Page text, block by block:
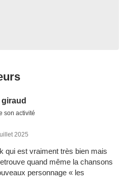
son activité
2025
qui est vraiment très bien mais
quand même la chansons
personnage « les